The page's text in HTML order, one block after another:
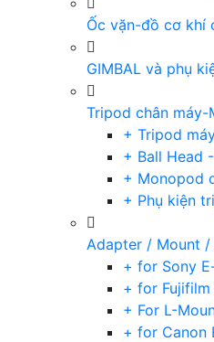
Ốc vặn-đồ cơ khí
GIMBAL và phụ
Tripod chân máy-
+ Tripod
+ Ball Head
+ Monopod
+ Phụ kiện
Adapter / Mount /
+ for Sony
+ for Fujifilm
+ For L-
+ for Canon